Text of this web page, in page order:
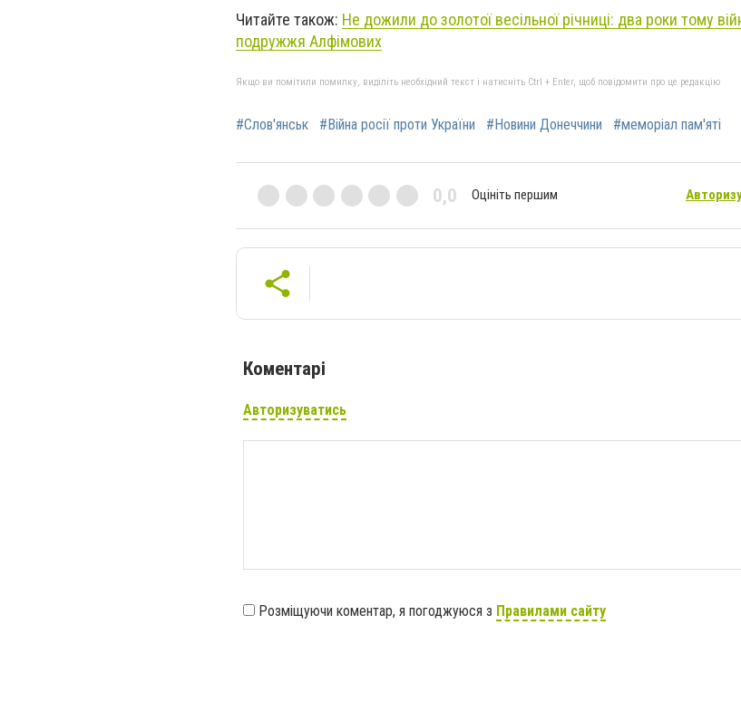
Читайте також: Не дожили до золотої весільної річниці: два роки тому
подружжя Алфімових
Якщо ви помітили помилку, виділіть необхідний текст і натисніть Ctrl + Enter, щоб повідомити про це редакцію
#Слов'янськ #Війна росії проти України #Новини Донеччини #меморіал пам'яті
0,0 Оцініть першим
Коментарі
Авторизуватись
Розміщуючи коментар, я погоджуюся з Правилами сайту